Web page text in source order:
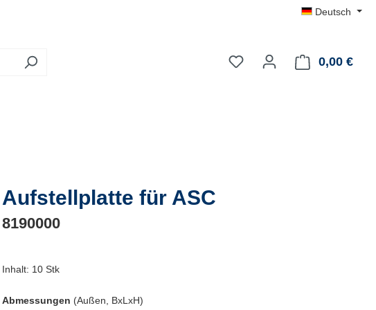
Deutsch
0,00 €
Aufstellplatte für ASC
8190000
Inhalt: 10 Stk
Abmessungen (Außen, BxLxH)